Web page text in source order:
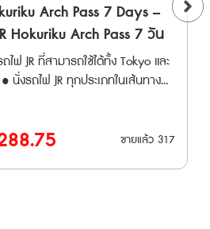
าเข้าระหว่างประเทศ สนามบินฟุกุโอ
Airport International Access
วลาทำการของเคาน์เตอร์จำหน่ายตั๋ว
: รายละเอียดเวลาทำการ
Express) • Narita
• Shonan, Odoriko •
/ Sazanami / Shiosai •
Akagi, Akagi, Kusatsu •
Railway ได้แก่ Nikko, Kinugawa
Arch Pass 7 Days –
Hokuriku Arch Pass 7 วัน
ไฟ JR ที่สามารถใช้ได้ทั้ง Tokyo และ
นั่งรถไฟ JR ทุกประเภทในเส้นทาง
นคันเซ็น Hokuriku Shinkansen ได้ไม่
บ ตลอด 7 วันติดต่อกัน • จองที่นั่ง
ที่สถานี ได้ไม่จำกัดครั้ง (จองด้วยตัว
ขายแล้ว 317